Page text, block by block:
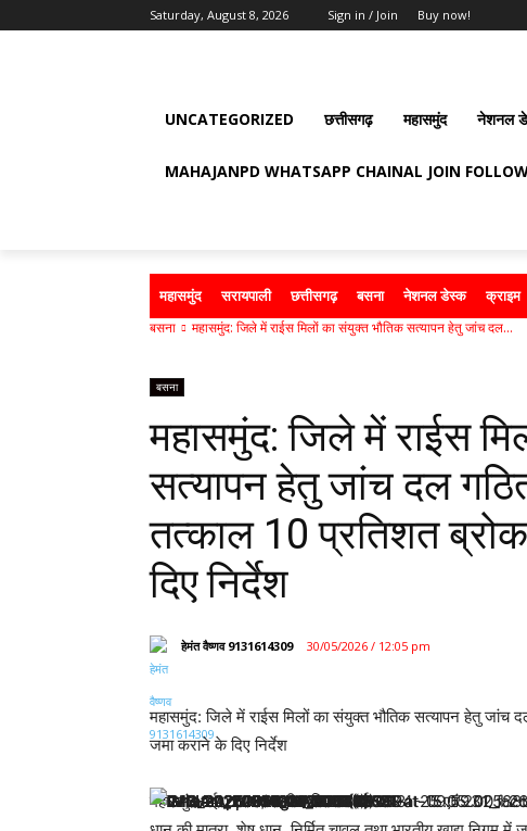
Saturday, August 8, 2026 Sign in / Join Buy now!
UNCATEGORIZED छत्तीसगढ़ महासमुंद नेशनल
MAHAJANPD WHATSAPP CHAINAL JOIN
महासमुंद सरायपाली छत्तीसगढ़ बसना नेशनल डेस्क क्राइम
बसना महासमुंद: जिले में राईस मिलों का संयुक्त भौतिक सत्यापन हेतु जांच दल...
बसना
महासमुंद: जिले में राईस
सत्यापन हेतु जांच दल
तत्काल 10 प्रतिशत
दिए निर्देश
हेमंत वैष्णव 9131614309 30/05/2026 / 12:05 pm
महासमुंद: जिले में राईस मिलों का संयुक्त भौतिक सत्यापन हेतु
जमा कराने के दिए निर्देश
महासमुंद मई 2026/ खरीफ विपणन वर्ष 2024-25 एवं 2025-26